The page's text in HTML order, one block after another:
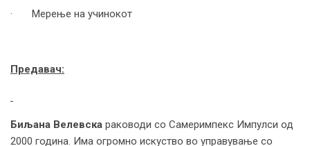
· Мерење на учинокот
Предавач:
Биљана Велевска раководи со Самеримпекс Импулси од
2000 година. Има огромно искуство во управување со